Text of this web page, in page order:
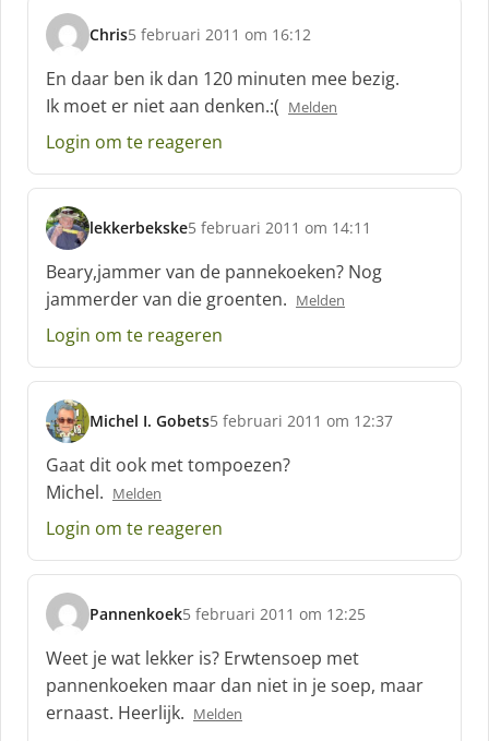
Chris
s
c
h
r
e
f
5 februari 2011 om 16:12
En daar ben ik dan 120 minuten mee bezig.
Ik moet er niet aan denken.:( Melden
Login om te reageren
lekkerbekske
s
c
h
r
e
f
5 februari 2011 om 14:11
Beary,jammer van de pannekoeken? Nog
jammerder van die groenten. Melden
Login om te reageren
Michel I. Gobets
s
c
h
r
e
f
5 februari 2011 om 12:37
Gaat dit ook met tompoezen?
Michel. Melden
Login om te reageren
Pannenkoek
s
c
h
r
e
5 februari 2011 om 12:25
Weet je wat lekker is? Erwtensoep met
pannenkoeken maar dan niet in je soep, maar
ernaast. Heerlijk. Melden